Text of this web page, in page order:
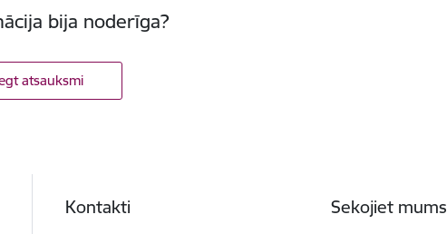
bija noderīga?
atsauksmi
Kontakti Sekojiet mums